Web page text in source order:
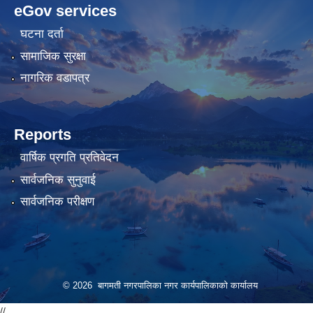
bahis
siteleri
bahis
siteleri
eGov services
घटना दर्ता
सामाजिक सुरक्षा
नागरिक वडापत्र
Reports
वार्षिक प्रगति प्रतिवेदन
सार्वजनिक सुनुवाई
सार्वजनिक परीक्षण
© 2026 बागमती नगरपालिका नगर कार्यपालिकाको कार्यालय